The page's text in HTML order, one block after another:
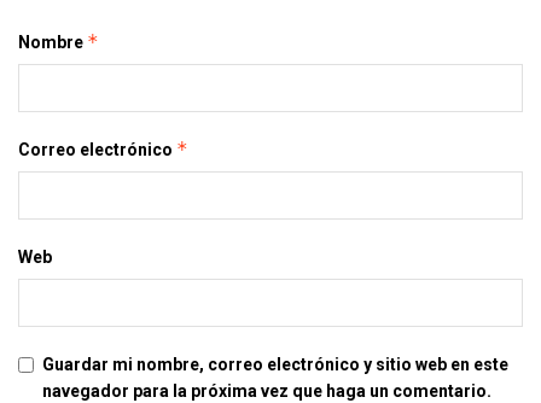
Nombre *
Correo electrónico *
Web
Guardar mi nombre, correo electrónico y sitio web en este
navegador para la próxima vez que haga un comentario.